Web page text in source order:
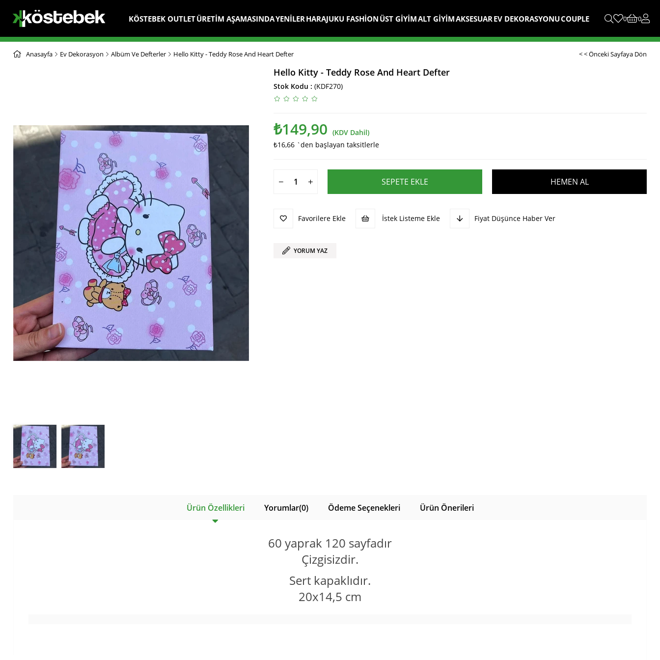
KÖSTEBEK OUTLETÜRETİM AŞAMASINDAYENİLER HARAJUKU FASHİON ÜST GİYİMALT GİYİMAKSESUAR EV DEKORASYONUCOUPLE 0 0
Anasayfa Ev Dekorasyon Albüm Ve Defterler Hello Kitty - Teddy Rose And Heart Defter < < Önceki Sayfaya Dön
Hello Kitty - Teddy Rose And Heart Defter
Stok Kodu (KDF270)
₺149,90 (KDV Dahil)
₺16,66 `den başlayan taksitlerle
Favorilere Ekle İstek Listeme Ekle Fiyat Düşünce Haber Ver
YORUM YAZ
Ürün Özellikleri Yorumlar(0) Ödeme Seçenekleri Ürün Önerileri
60 yaprak 120 sayfadır
Çizgisizdir.
Sert kapaklıdır.
20x14,5 cm